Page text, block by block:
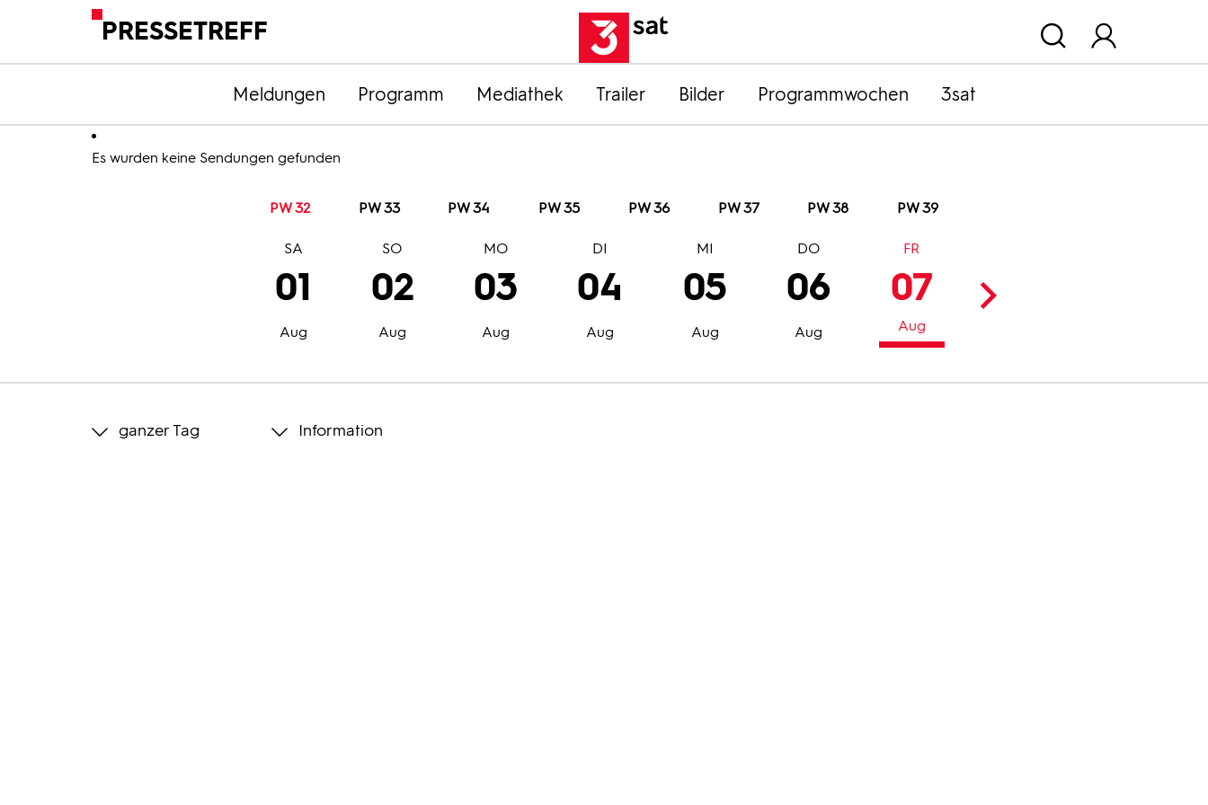
PRESSETREFF
Meldungen Programm Mediathek Trailer Bilder Programmwochen 3sat
Es wurden keine Sendungen gefunden
PW 32 PW 33 PW 34 PW 35 PW 36 PW 37 PW 38 PW 39
01
Aug
SA
02
Aug
SO
03
Aug
MO
04
Aug
DI
05
Aug
MI
06
Aug
DO
07
Aug
FR
08
ganzer Tag Information